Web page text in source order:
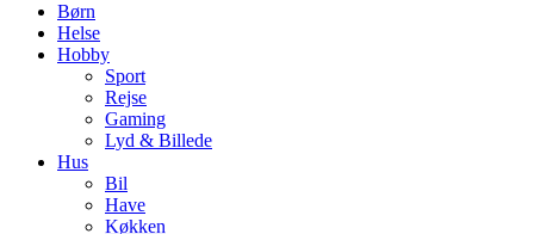
Børn
Helse
Hobby
Sport
Rejse
Gaming
Lyd & Billede
Hus
Bil
Have
Køkken